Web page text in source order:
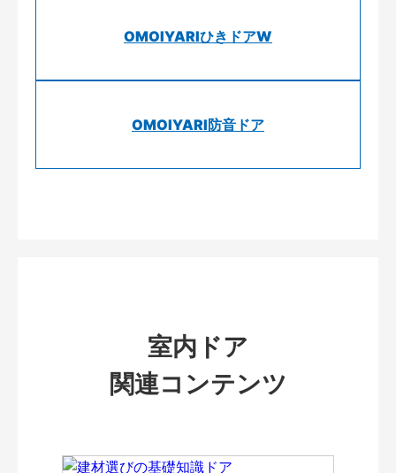
OMOIYARIひきドアW
OMOIYARI防音ドア
室内ドア
関連コンテンツ